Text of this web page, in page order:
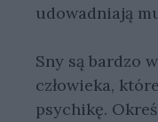
udowadniają
Sny są bardzo
człowieka,
psychikę.